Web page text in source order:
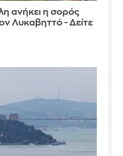
ανήκει η σορός
Λυκαβηττό - Δείτε